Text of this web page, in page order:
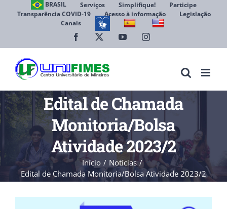
BRASIL Serviços Simplifique!
Participe
Transparência COVID-19
Acesso à informação
Legislação
Canais
Facebook YouTubeInstagram
Edital de Chamada
Monitoria/Bolsa
Atividade 2023/2
Início
Notícias
Edital de Chamada Monitoria/Bolsa Atividade 2023/2